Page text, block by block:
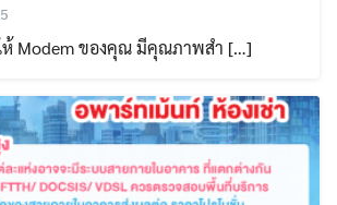
ห้ Modem ของคุณ มีคุณภาพสำ […]